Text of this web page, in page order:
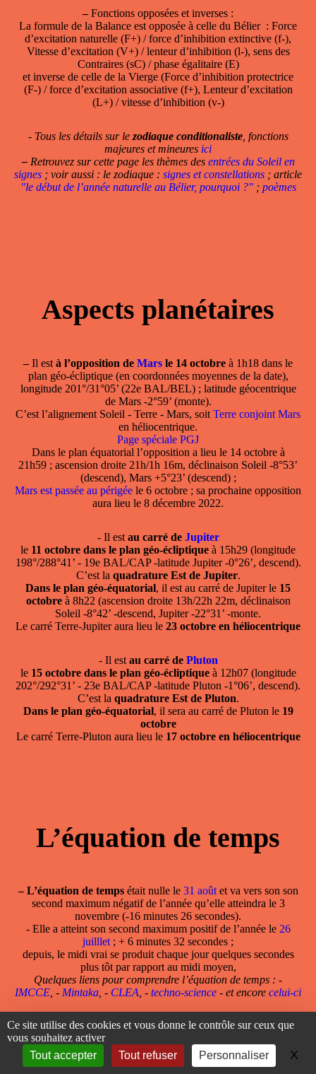
–Fonctions opposées et inverses :
La formule de la Balance est opposée à celle du Bélier : Force
d’excitation naturelle (F+) / force d’inhibition extinctive (f-),
Vitesse d’excitation (V+) / lenteur d’inhibition (l-), sens des
Contraires (sC) / phase égalitaire (E)
et inverse de celle de la Vierge (Force d’inhibition protectrice
(F-) / force d’excitation associative (f+), Lenteur d’excitation
(L+) / vitesse d’inhibition (v-)
- Tous les détails sur lezodiaque conditionaliste, fonctions
majeures et mineures ici
–Retrouvez sur cette page les thèmes des entrées du Soleil en
signes ; voir aussi : le zodiaque : signes et constellations ; article
"le début de l’année naturelle au Bélier, pourquoi ?"; poèmes
Aspects planétaires
–Il est à l’opposition de Mars le 14 octobre à 1h18 dans le
plan géo-écliptique (en coordonnées moyennes de la date),
longitude 201°/31°05’ (22e BAL/BEL) ; latitude géocentrique
de Mars -2°59’ (monte).
C’est l’alignement Soleil - Terre - Mars, soit Terre conjoint Mars
en héliocentrique.
Page spéciale PGJ
Dans le plan équatorial l’opposition a lieu le 14 octobre à
21h59 ; ascension droite 21h/1h 16m, déclinaison Soleil -8°53’
(descend), Mars +5°23’ (descend) ;
Mars est passée au périgée le 6 octobre ; sa prochaine opposition
aura lieu le 8 décembre 2022.
- Il est au carré de Jupiter
le 11 octobre dans le plan géo-écliptique à 15h29 (longitude
198°/288°41’ - 19e BAL/CAP -latitude Jupiter -0°26’, descend).
C’est la quadrature Est de Jupiter.
Dans le plan géo-équatorial, il est au carré de Jupiter le 15
octobreà 8h22 (ascension droite 13h/22h 22m, déclinaison
Soleil -8°42’ -descend, Jupiter -22°31’ -monte.
Le carré Terre-Jupiter aura lieu le 23 octobre en héliocentrique
- Il est au carré de Pluton
le 15 octobre dans le plan géo-écliptiqueà 12h07 (longitude
202°/292°31’ - 23e BAL/CAP -latitude Pluton -1°06’, descend).
C’est la quadrature Est de Pluton.
Dans le plan géo-équatorial, il sera au carré de Pluton le 19
octobre
Le carré Terre-Pluton aura lieu le 17 octobre en héliocentrique
L’équation de temps
– L’équation de tempsétait nulle le 31 aoûtet va vers son son
second maximum négatif de l’année qu’elle atteindra le 3
novembre (-16 minutes 26 secondes).
- Elle a atteint son second maximum positif de l’année le 26
juilllet ; + 6 minutes 32 secondes ;
depuis, le midi vrai se produit chaque jour quelques secondes
plus tôt par rapport au midi moyen,
Quelques liens pour comprendre l’équation de temps : -
IMCCE , - Mintaka , - CLEA , - techno-science - et encore celui-ci
Ce site utilise des cookies et vous donne le contrôle sur ceux que
vous souhaitez activer
Tout accepter
Tout refuser Personnaliser X